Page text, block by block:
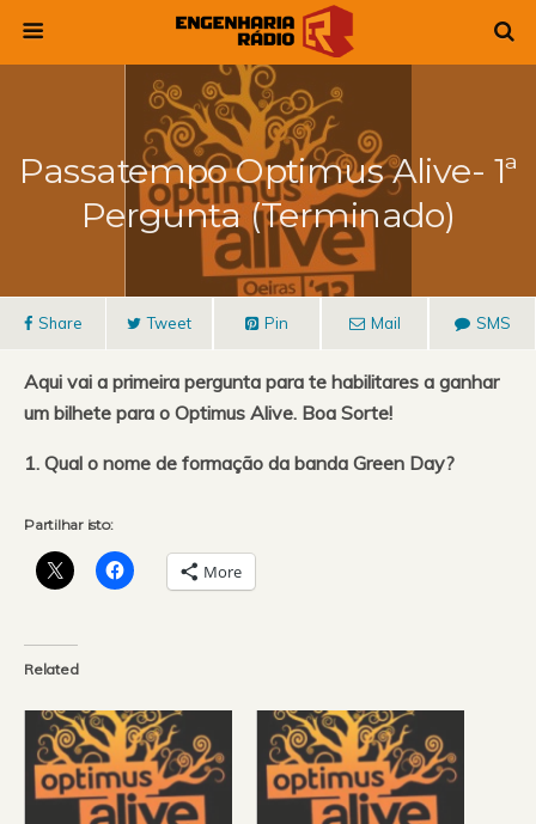
Passatempo Optimus Alive- 1ª
Pergunta (Terminado)
Share Tweet Pin Mail SMS
Aqui vai a primeira pergunta para te habilitares a ganhar
um bilhete para o Optimus Alive. Boa Sorte!
1. Qual o nome de formação da banda Green Day?
Partilhar isto:
More
Related